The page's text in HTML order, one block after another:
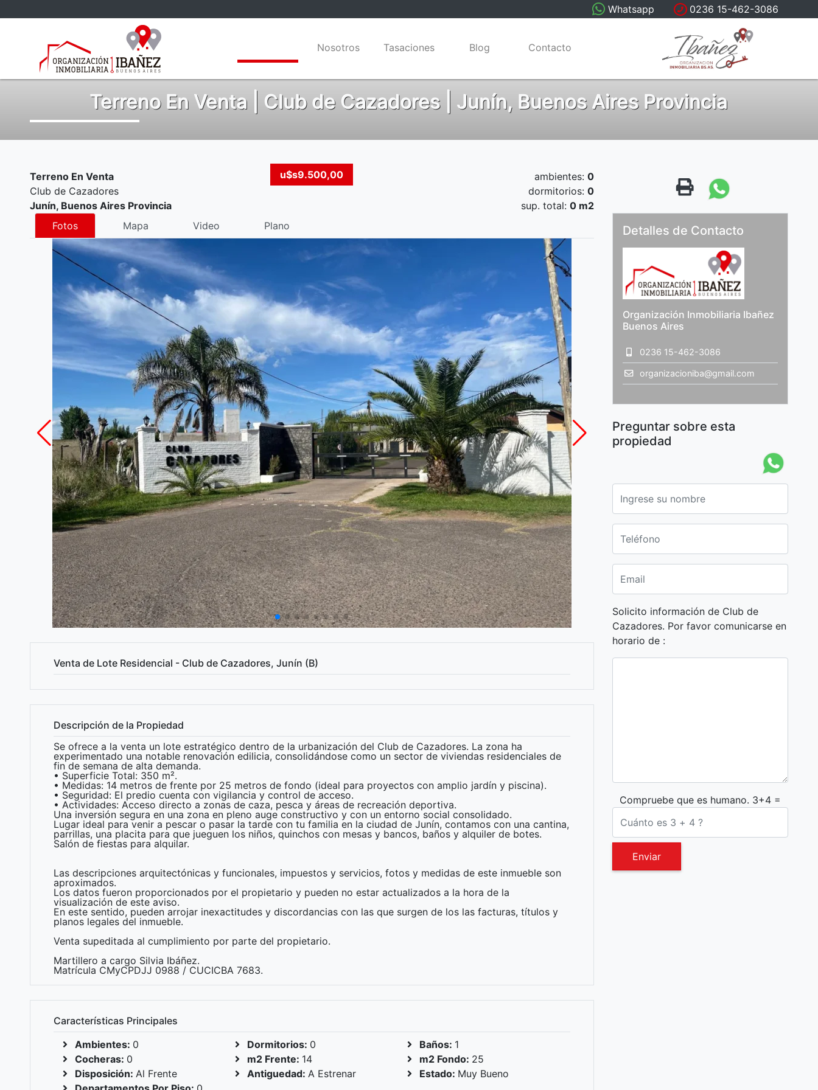
Whatsapp 0236 15-462-3086
Nosotros Tasaciones Blog Contacto
Terreno En Venta | Club de Cazadores | Junín, Buenos Aires Provincia
Terreno En Venta
Club de Cazadores
Junín, Buenos Aires Provincia
u$s9.500,00 ambientes:0
dormitorios:0
sup. total:0 m2
Fotos
Mapa Video Plano
Venta de Lote Residencial - Club de Cazadores, Junín (B)
Descripción de la Propiedad
Se ofrece a la venta un lote estratégico dentro de la urbanización del Club de Cazadores. La zona ha
experimentado una notable renovación edilicia, consolidándose como un sector de viviendas residenciales de
fin de semana de alta demanda.
• Superficie Total: 350 m².
• Medidas: 14 metros de frente por 25 metros de fondo (ideal para proyectos con amplio jardín y piscina).
• Seguridad: El predio cuenta con vigilancia y control de acceso.
• Actividades: Acceso directo a zonas de caza, pesca y áreas de recreación deportiva.
Una inversión segura en una zona en pleno auge constructivo y con un entorno social consolidado.
Lugar ideal para venir a pescar o pasar la tarde con tu familia en la ciudad de Junín, contamos con una cantina,
parrillas, una placita para que jueguen los niños, quinchos con mesas y bancos, baños y alquiler de botes.
Salón de fiestas para alquilar.
Las descripciones arquitectónicas y funcionales, impuestos y servicios, fotos y medidas de este inmueble son
aproximados.
Los datos fueron proporcionados por el propietario y pueden no estar actualizados a la hora de la
visualización de este aviso.
En este sentido, pueden arrojar inexactitudes y discordancias con las que surgen de los las facturas, títulos y
planos legales del inmueble.
Venta supeditada al cumplimiento por parte del propietario.
Martillero a cargo Silvia Ibáñez.
Matrícula CMyCPDJJ 0988 / CUCICBA 7683.
Características Principales
Ambientes: 0 Dormitorios: 0 Baños: 1
Cocheras: 0 m2 Frente: 14 m2 Fondo: 25
Disposición: Al Frente Antiguedad: A Estrenar Estado: Muy Bueno
Detalles de Contacto
Organización Inmobiliaria Ibañez
Buenos Aires
0236 15-462-3086
organizacioniba@gmail.com
Preguntar sobre esta
propiedad
Solicito información de Club de
Cazadores. Por favor comunicarse en
horario de :
Compruebe que es humano. 3+4 =
Enviar